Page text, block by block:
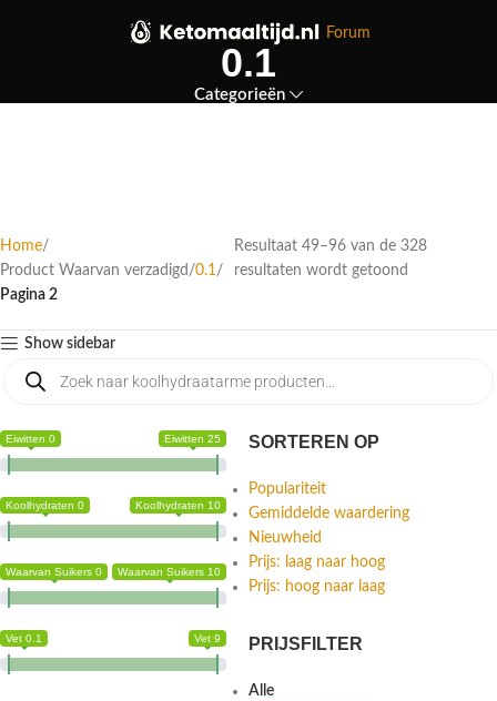
Forum
0.1
Categorieën
Home
Product Waarvan verzadigd 0.1
Pagina 2
Resultaat 49–96 van de 328
resultaten wordt getoond
Show sidebar
Eiwitten 0 Eiwitten 25
Koolhydraten 0 Koolhydraten 10
Waarvan Suikers 0 Waarvan Suikers 10
Vet 0.1 Vet 9
SORTEREN OP
Populariteit
Gemiddelde waardering
Nieuwheid
Prijs: laag naar hoog
Prijs: hoog naar laag
PRIJSFILTER
Alle